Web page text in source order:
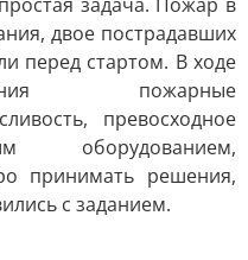
двое пострадавших
перед стартом. В ходе
пожарные
превосходное
оборудованием,
принимать решения,
с заданием.